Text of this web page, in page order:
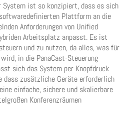
System ist so konzipiert, dass es sich
Plattform an die
Anforderungen von Unified
Arbeitsplatz anpasst. Es ist
und zu nutzen, da alles, was für
in die PanaCast-Steuerung
sich das System per Knopfdruck
dass zusätzliche Geräte erforderlich
einfache, sichere und skalierbare
Konferenzräumen